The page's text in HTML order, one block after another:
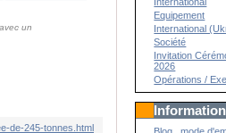
un
de-245-tonnes.html
Equipement
International
Société
Invitation
2026
Opérations /